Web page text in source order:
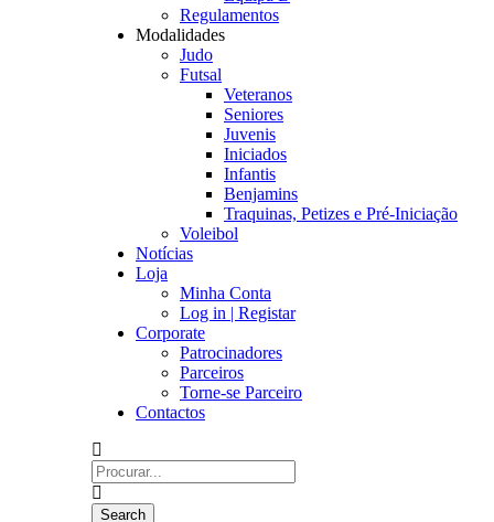
Regulamentos
Modalidades
Judo
Futsal
Veteranos
Seniores
Juvenis
Iniciados
Infantis
Benjamins
Traquinas, Petizes e Pré-Iniciação
Voleibol
Notícias
Loja
Minha Conta
Log in | Registar
Corporate
Patrocinadores
Parceiros
Torne-se Parceiro
Contactos